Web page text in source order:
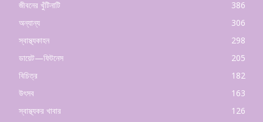
জীবনের খুঁটিনাটি
386
অন্যান্য
306
স্বাস্থ্যকাহন
298
ডায়েট—ফিটনেস
205
বিচিত্র
182
উৎসব
163
স্বাস্থ্যকর খাবার
126